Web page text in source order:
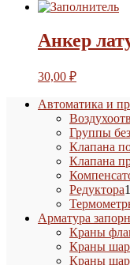
Анкер
30,00 ₽
Автоматика и
Группы
Клапана
Клапана
Редуктора
Арматура
Краны
Краны
Краны